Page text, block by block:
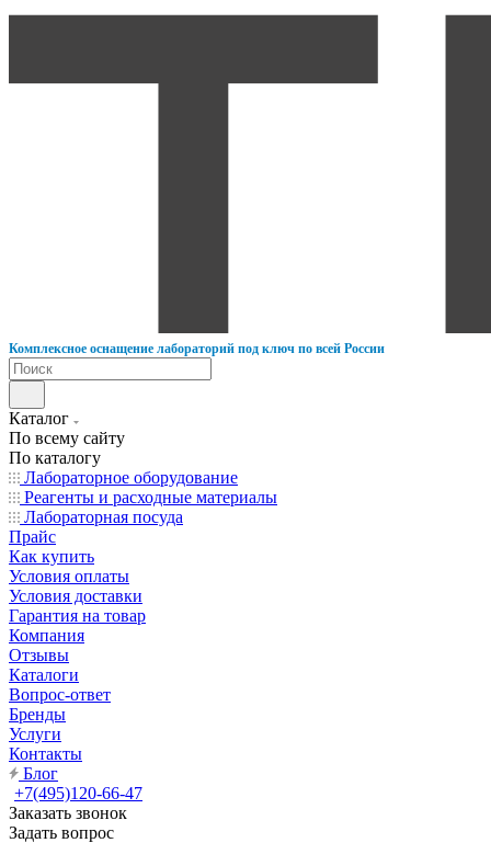
Комплексное оснащение лабораторий под ключ по всей России
Каталог
По всему сайту
По каталогу
Лабораторное оборудование
Реагенты и расходные материалы
Лабораторная посуда
Прайс
Как купить
Условия оплаты
Условия доставки
Гарантия на товар
Компания
Отзывы
Каталоги
Вопрос-ответ
Бренды
Услуги
Контакты
Блог
+7(495)120-66-47
Заказать звонок
Задать вопрос